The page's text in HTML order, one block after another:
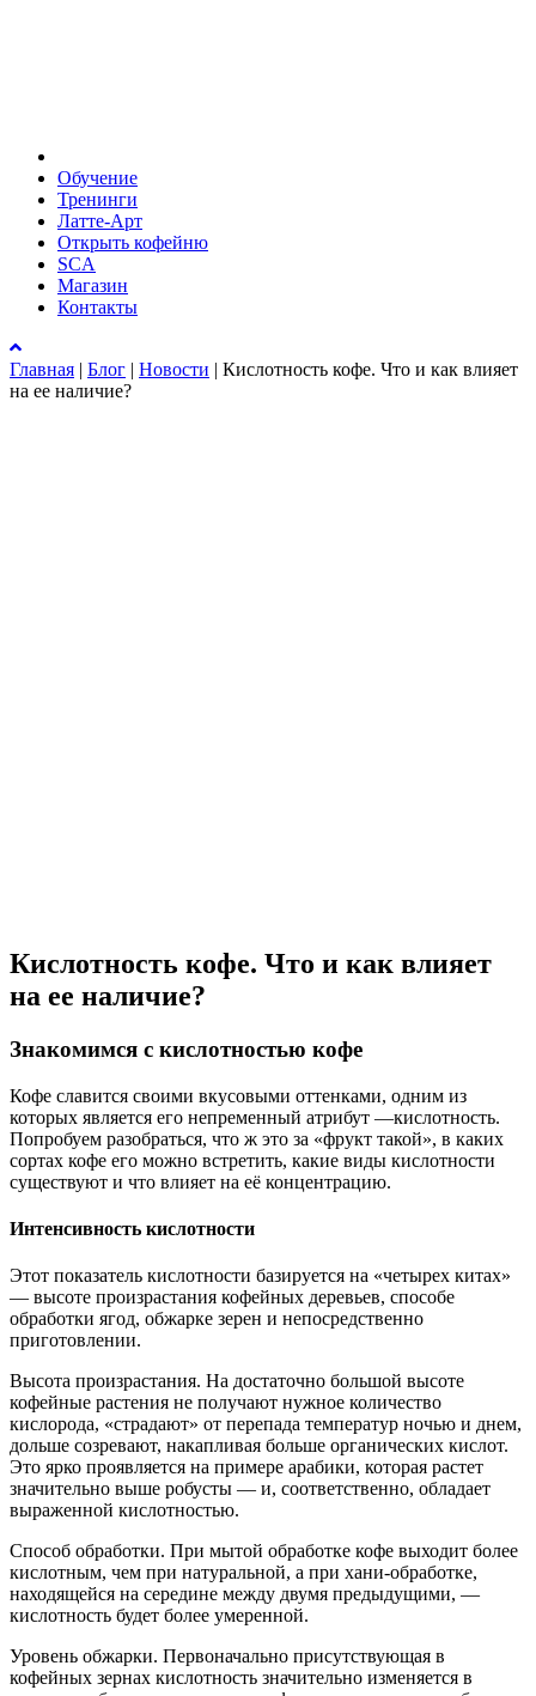
Обучение
Тренинги
Латте-Арт
Открыть кофейню
SCA
Магазин
Контакты
Главная | Блог | Новости | Кислотность кофе. Что и как влияет
на ее наличие?
Кислотность кофе. Что и как влияет
на ее наличие?
Знакомимся с кислотностью кофе
Кофе славится своими вкусовыми оттенками, одним из
которых является его непременный атрибут —кислотность.
Попробуем разобраться, что ж это за «фрукт такой», в каких
сортах кофе его можно встретить, какие виды кислотности
существуют и что влияет на её концентрацию.
Интенсивность кислотности
Этот показатель кислотности базируется на «четырех китах»
— высоте произрастания кофейных деревьев, способе
обработки ягод, обжарке зерен и непосредственно
приготовлении.
Высота произрастания. На достаточно большой высоте
кофейные растения не получают нужное количество
кислорода, «страдают» от перепада температур ночью и днем,
дольше созревают, накапливая больше органических кислот.
Это ярко проявляется на примере арабики, которая растет
значительно выше робусты — и, соответственно, обладает
выраженной кислотностью.
Способ обработки. При мытой обработке кофе выходит более
кислотным, чем при натуральной, а при хани-обработке,
находящейся на середине между двумя предыдущими, —
кислотность будет более умеренной.
Уровень обжарки. Первоначально присутствующая в
кофейных зернах кислотность значительно изменяется в